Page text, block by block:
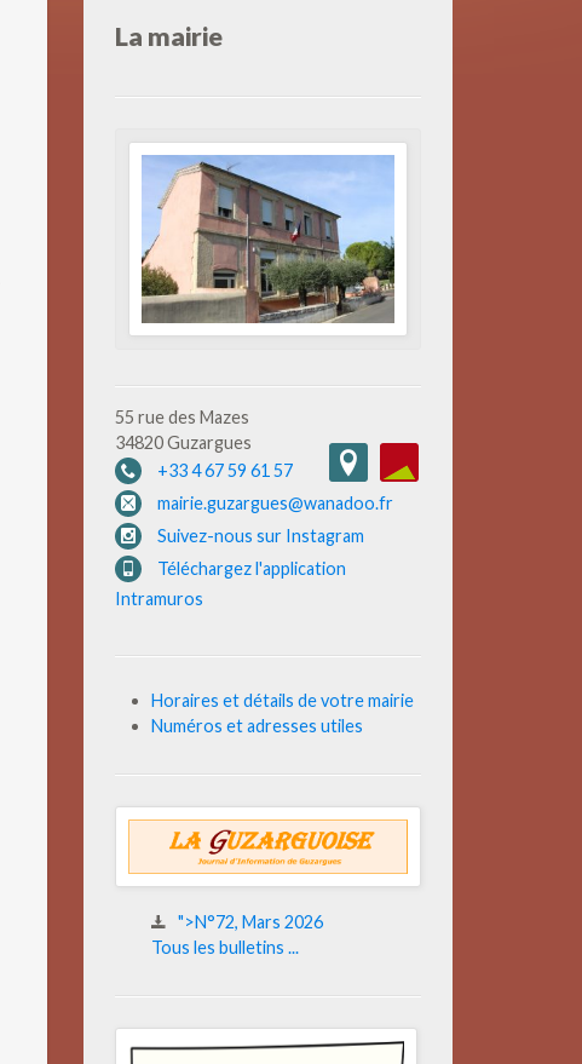
La mairie
55 rue des Mazes
34820 Guzargues
+33 4 67 59 61 57
mairie.guzargues@wanadoo.fr
Suivez-nous sur Instagram
Téléchargez l'application
Intramuros
Horaires et détails de votre mairie
Numéros et adresses utiles
">N°72, Mars 2026
Tous les bulletins ...